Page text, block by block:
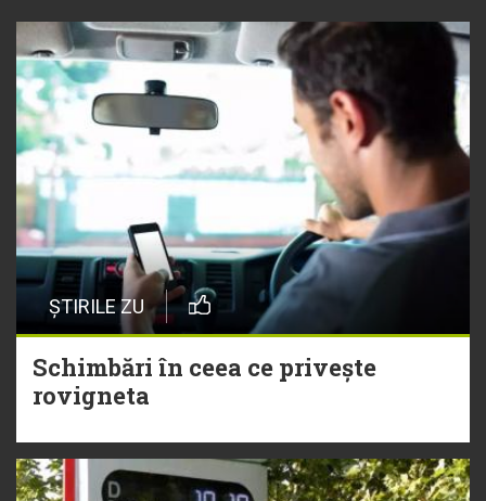
ȘTIRILE ZU
Schimbări în ceea ce privește
rovigneta